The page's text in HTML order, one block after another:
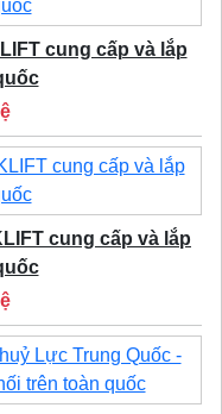
cung cấp và lắp
cung cấp và lắp